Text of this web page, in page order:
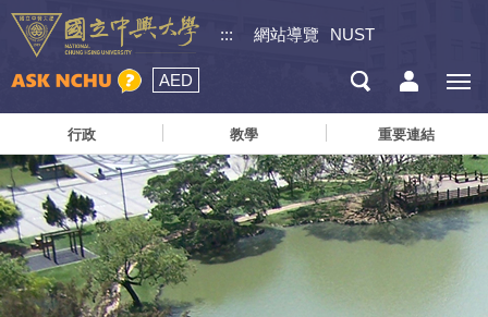
::: 網站導覽 NUST
AED
行政 教學 重要連結